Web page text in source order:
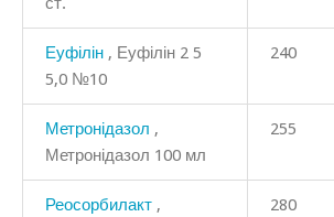
Еуфілін , Еуфілін 2 5
5,0 №10
240
Метронідазол ,
Метронідазол 100 мл
255
Реосорбилакт ,
280